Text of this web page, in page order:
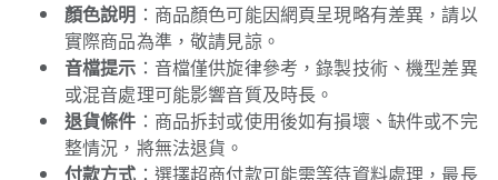
顏色說明 ：商品顏色可能因網頁呈現略有差異，請以
實際商品為準，敬請見諒。
音檔提示 ：音檔僅供旋律參考，錄製技術、機型差異
或混音處理可能影響音質及時長。
退貨條件 ：商品拆封或使用後如有損壞、缺件或不完
整情況，將無法退貨。
付款方式 ：選擇超商付款可能需等待資料處理，最長